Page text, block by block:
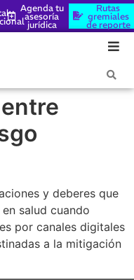
Agenda tu
asesoría
jurídica
Rutas
gremiales
de reporte
y deberes que
salud cuando
por canales digitales
a la mitigación